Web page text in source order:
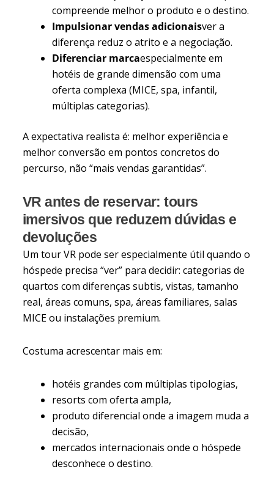
compreende melhor o produto e o destino.
Impulsionar vendas adicionaisver a
diferença reduz o atrito e a negociação.
Diferenciar marcaespecialmente em
hotéis de grande dimensão com uma
oferta complexa (MICE, spa, infantil,
múltiplas categorias).
A expectativa realista é: melhor experiência e
melhor conversão em pontos concretos do
percurso, não “mais vendas garantidas”.
VR antes de reservar: tours
imersivos que reduzem dúvidas e
devoluções
Um tour VR pode ser especialmente útil quando o
hóspede precisa “ver” para decidir: categorias de
quartos com diferenças subtis, vistas, tamanho
real, áreas comuns, spa, áreas familiares, salas
MICE ou instalações premium.
Costuma acrescentar mais em:
hotéis grandes com múltiplas tipologias,
resorts com oferta ampla,
produto diferencial onde a imagem muda a
decisão,
mercados internacionais onde o hóspede
desconhece o destino.